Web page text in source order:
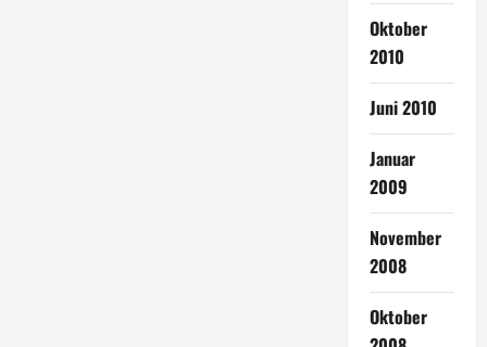
Oktober
2010
Juni 2010
Januar
2009
November
2008
Oktober